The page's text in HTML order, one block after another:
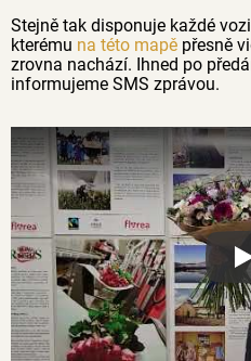
Stejně tak disponuje každé
kterému na této mapě přesně
zrovna nachází. Ihned po
informujeme SMS zprávou.